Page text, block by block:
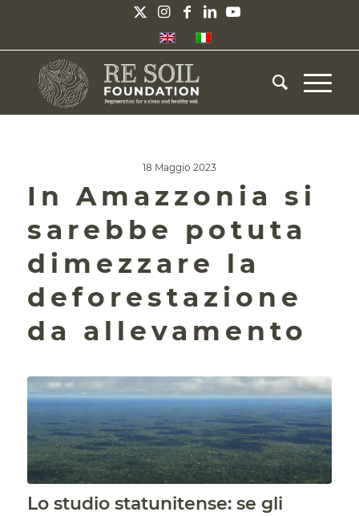
18 Maggio 2023
In Amazzonia si
sarebbe potuta
dimezzare la
deforestazione
da allevamento
Lo studio statunitense: se gli